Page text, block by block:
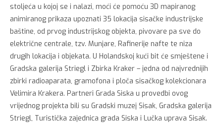
stoljeća u kojoj se i nalazi, moći će pomoću 3D mapiranog
animiranog prikaza upoznati 35 lokacija sisačke industrijske
baštine, od prvog industrijskog objekta, pivovare pa sve do
električne centrale, tzv. Munjare, Rafinerije nafte te niza
drugih lokacija i objekata. U Holandskoj kući bit će smještene i
Gradska galerija Striegl i Zbirka Kraker – jedna od najvrednijih
zbirki radioaparata, gramofona i ploča sisačkog kolekcionara
Velimira Krakera. Partneri Grada Siska u provedbi ovog
vrijednog projekta bili su Gradski muzej Sisak, Gradska galerija
Striegl, Turistička zajednica grada Siska i Lučka uprava Sisak.